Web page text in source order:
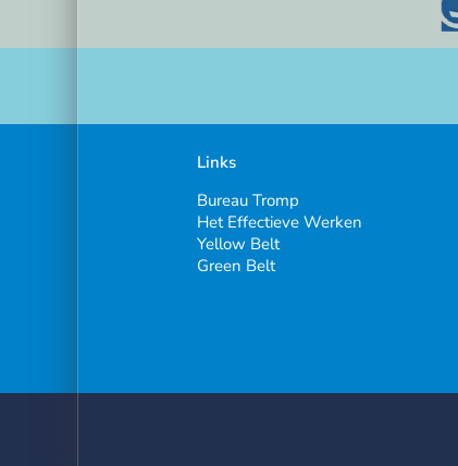
Links
Bureau Tromp
Het Effectieve Werken
Yellow Belt
Green Belt